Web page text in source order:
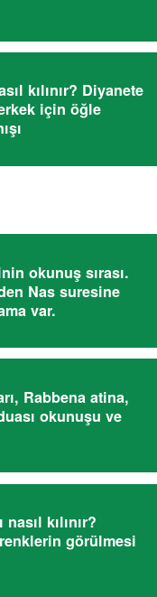
kılınır? Diyanete
için öğle
okunuş sırası.
Nas suresine
var.
Rabbena atina,
okunuşu ve
kılınır?
görülmesi